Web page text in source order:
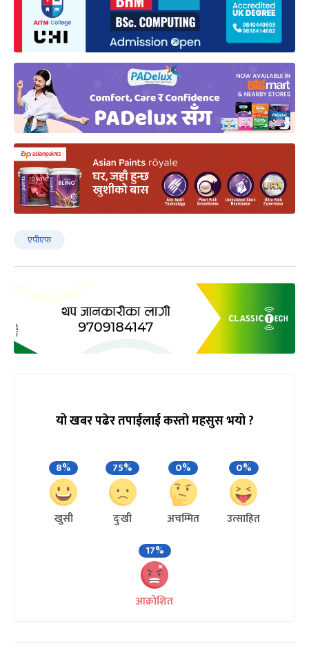
एपीएफ
यो खबर पढेर तपाईलाई कस्तो महसुस भयो ?
8%
खुसी
75%
दुःखी
0%
अचम्मित
0%
उत्साहित
17%
आक्रोशित